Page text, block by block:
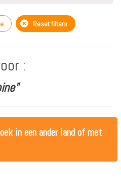
Reset filters
:
in een ander land of met